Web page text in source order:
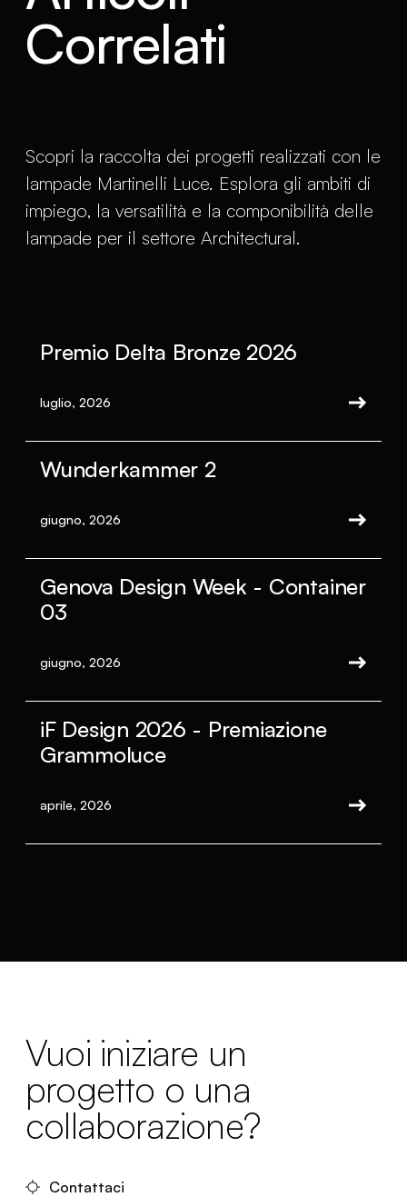
Correlati
Scopri la raccolta dei progetti realizzati con le
lampade Martinelli Luce. Esplora gli ambiti di
impiego, la versatilità e la componibilità delle
lampade per il settore Architectural.
Premio Delta Bronze 2026
luglio, 2026
Wunderkammer 2
giugno, 2026
Genova Design Week - Container
03
giugno, 2026
iF Design 2026 - Premiazione
Grammoluce
aprile, 2026
Vuoi iniziare un
progetto o una
collaborazione?
Contattaci